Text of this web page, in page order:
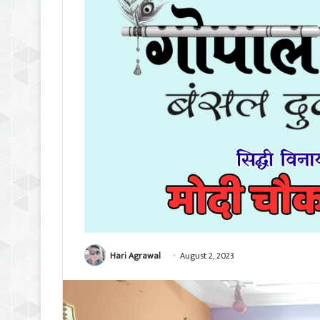
Hari Agrawal August 2, 2023